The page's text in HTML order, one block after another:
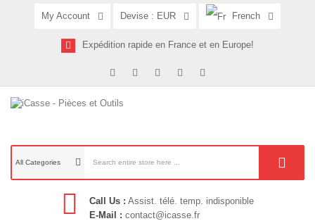
My Account Devise : EUR French
Expédition rapide en France et en Europe!
All Categories
Call Us : Assist. télé. temp. indisponible
E-Mail : contact@icasse.fr